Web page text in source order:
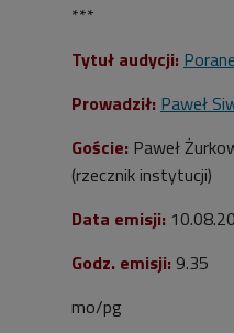
***
Tytuł audycji:
Prowadził: Paweł
Goście: Paweł
(rzecznik instytucji)
Data emisji:
Godz. emisji: 9.35
mo/pg